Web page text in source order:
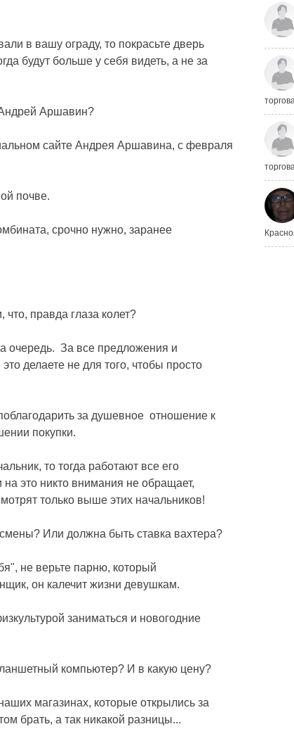
в вашу ограду, то покрасьте дверь
будут больше у себя видеть, а не за
Андрей Аршавин?
сайте Андрея Аршавина, с февраля
почве.
срочно нужно, заранее
правда глаза колет?
За все предложения и
делаете не для того, чтобы просто
за душевное отношение к
покупки.
то тогда работают все его
на это никто внимания не обращает,
только выше этих начальников!
Или должна быть ставка вахтера?
не верьте парню, который
он калечит жизни девушкам.
заниматься и новогодние
компьютер? И в какую цену?
магазинах, которые открылись за
брать, а так никакой разницы...